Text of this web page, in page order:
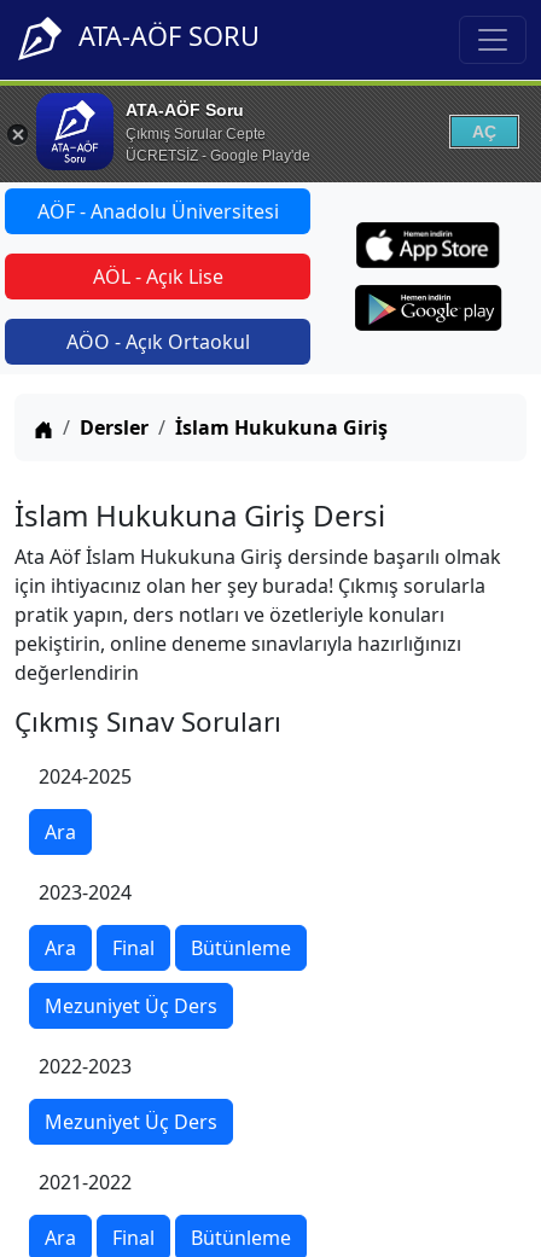
ATA-AÖF SORU
ATA-AÖF Soru
Çıkmış Sorular Cepte
ÜCRETSİZ - Google Play'de
AÇ
AÖF - Anadolu Üniversitesi
AÖL - Açık Lise
AÖO - Açık Ortaokul
Anasayfa
Dersler İslam Hukukuna Giriş
İslam Hukukuna Giriş Dersi
Ata Aöf İslam Hukukuna Giriş dersinde başarılı olmak
için ihtiyacınız olan her şey burada! Çıkmış sorularla
pratik yapın, ders notları ve özetleriyle konuları
pekiştirin, online deneme sınavlarıyla hazırlığınızı
değerlendirin
Çıkmış Sınav Soruları
2024-2025
Ara
2023-2024
Ara Final Bütünleme
Mezuniyet Üç Ders
2022-2023
Mezuniyet Üç Ders
2021-2022
Ara Final Bütünleme